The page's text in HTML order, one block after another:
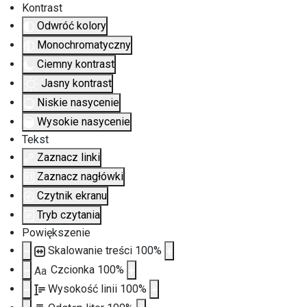
Kontrast
Odwróć kolory
Monochromatyczny
Ciemny kontrast
Jasny kontrast
Niskie nasycenie
Wysokie nasycenie
Tekst
Zaznacz linki
Zaznacz nagłówki
Czytnik ekranu
Tryb czytania
Powiększenie
Skalowanie treści 100%
Aa Czcionka 100%
Wysokość linii 100%